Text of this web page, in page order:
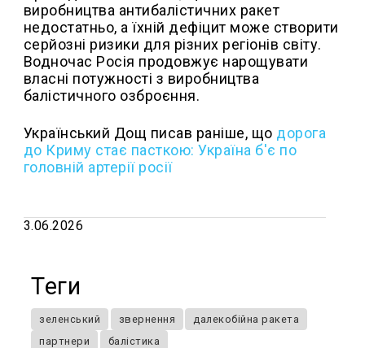
виробництва антибалістичних ракет
недостатньо, а їхній дефіцит може створити
серйозні ризики для різних регіонів світу.
Водночас Росія продовжує нарощувати
власні потужності з виробництва
балістичного озброєння.
Український Дощ писав раніше, що дорога
до Криму стає пасткою: Україна б'є по
головній артерії росії
3.06.2026
Теги
зеленський звернення
далекобійна ракета
партнери
балістика